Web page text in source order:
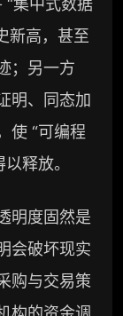
新高，甚至
；另一方
明、同态加
使 “可编程
释放。
明度固然是
会破坏现实
购与交易策